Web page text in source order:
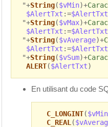
"+String($vMin)+
$AlertTxt :=$AlertTxt
"+String($vMax)+
$AlertTxt :=$AlertTxt
"+String($vAverage)+
$AlertTxt :=$AlertTxt
"+String($vSum)+
ALERT($AlertTxt)
En utilisant du code
C_LONGINT($vMin
C_REAL (